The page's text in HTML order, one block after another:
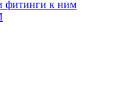
фитинги к ним